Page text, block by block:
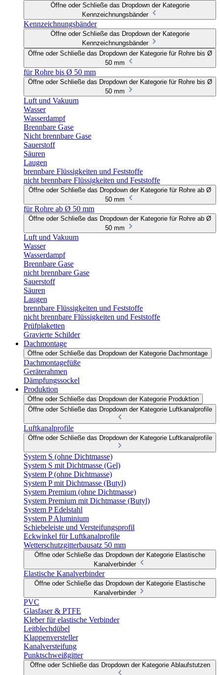
Öffne oder Schließe das Dropdown der Kategorie
Kennzeichnungsbänder
Kennzeichnungsbänder
Öffne oder Schließe das Dropdown der Kategorie
Kennzeichnungsbänder
Öffne oder Schließe das Dropdown der Kategorie für Rohre bis Ø
50 mm
für Rohre bis Ø 50 mm
Öffne oder Schließe das Dropdown der Kategorie für Rohre bis Ø
50 mm
Luft und Vakuum
Wasser
Wasserdampf
Brennbare Gase
Nicht brennbare Gase
Sauerstoff
Säuren
Laugen
brennbare Flüssigkeiten und Feststoffe
nicht brennbare Flüssigkeiten und Feststoffe
Öffne oder Schließe das Dropdown der Kategorie für Rohre ab Ø
50 mm
für Rohre ab Ø 50 mm
Öffne oder Schließe das Dropdown der Kategorie für Rohre ab Ø
50 mm
Luft und Vakuum
Wasser
Wasserdampf
Brennbare Gase
nicht brennbare Gase
Sauerstoff
Säuren
Laugen
brennbare Flüssigkeiten und Feststoffe
nicht brennbare Flüssigkeiten und Feststoffe
Prüfplaketten
Gravierte Schilder
Dachmontage
Öffne oder Schließe das Dropdown der Kategorie Dachmontage
Dachmontagefüße
Geräterahmen
Dämpfungssockel
Produktion
Öffne oder Schließe das Dropdown der Kategorie Produktion
Öffne oder Schließe das Dropdown der Kategorie Luftkanalprofile
Luftkanalprofile
Öffne oder Schließe das Dropdown der Kategorie Luftkanalprofile
System S (ohne Dichtmasse)
System S mit Dichtmasse (Gel)
System P (ohne Dichtmasse)
System P mit Dichtmasse (Butyl)
System Premium (ohne Dichtmasse)
System Premium mit Dichtmasse (Butyl)
System P Edelstahl
System P Aluminium
Schiebeleiste und Versteifungsprofil
Eckwinkel für Luftkanalprofile
Wetterschutzgitterbausatz 50 mm
Öffne oder Schließe das Dropdown der Kategorie Elastische
Kanalverbinder
Elastische Kanalverbinder
Öffne oder Schließe das Dropdown der Kategorie Elastische
Kanalverbinder
PVC
Glasfaser & PTFE
Kleber für elastische Verbinder
Leitblechdübel
Klappenversteller
Kanalversteifung
Punktschweißgitter
Öffne oder Schließe das Dropdown der Kategorie Ablaufstutzen